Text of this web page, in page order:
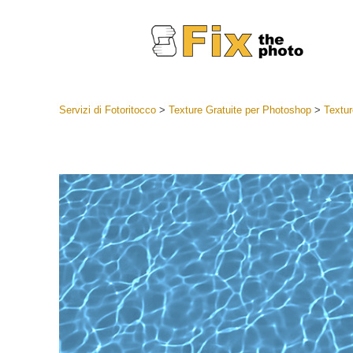
Servizi
Collezioni
Migliori
Deal
Servizi di Fotoritocco> Texture Gratuite per Photoshop>